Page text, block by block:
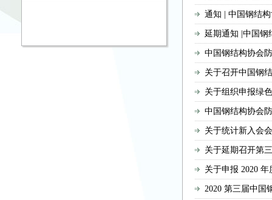
通知 | 中国钢结
延期通知 |中国钢
中国钢结构协会
关于召开中国钢
关于组织申报绿
中国钢结构协会
关于统计新入会
关于延期召开第
关于申报 2020
2020 第三届中国